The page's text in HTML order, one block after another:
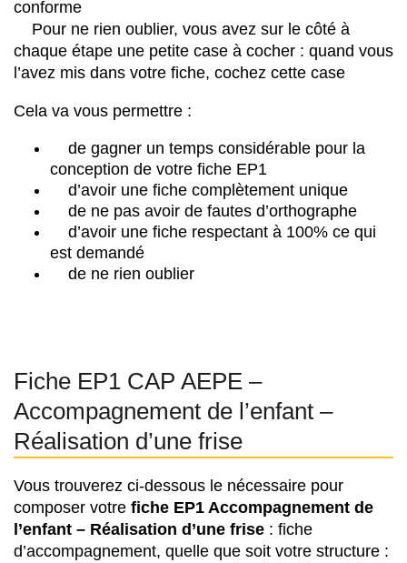
conforme
Pour ne rien oublier, vous avez sur le côté à
chaque étape une petite case à cocher : quand vous
l’avez mis dans votre fiche, cochez cette case
Cela va vous permettre :
de gagner un temps considérable pour la
conception de votre fiche EP1
d’avoir une fiche complètement unique
de ne pas avoir de fautes d’orthographe
d’avoir une fiche respectant à 100% ce qui
est demandé
de ne rien oublier
Fiche EP1 CAP AEPE –
Accompagnement de l’enfant –
Réalisation d’une frise
Vous trouverez ci-dessous le nécessaire pour
composer votre fiche EP1 Accompagnement de
l’enfant – Réalisation d’une frise : fiche
d’accompagnement, quelle que soit votre structure :